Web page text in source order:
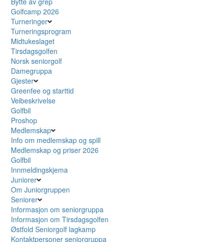
Golfcamp 2026
Turneringer
Turneringsprogram
Midtukeslaget
Tirsdagsgolfen
Norsk seniorgolf
Damegruppa
Gjester
Greenfee og starttid
Veibeskrivelse
Golfbil
Proshop
Medlemskap
Info om medlemskap og spill
Medlemskap og priser 2026
Golfbil
Innmeldingskjema
Juniorer
Om Juniorgruppen
Seniorer
Informasjon om seniorgruppa
Informasjon om Tirsdagsgolfen
Østfold Seniorgolf lagkamp
Kontaktpersoner seniorgruppa